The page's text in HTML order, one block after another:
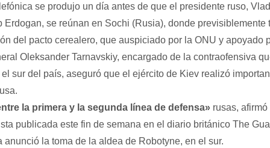
se produjo un día antes de que el presidente ruso,
Erdogan, se reúnan en Sochi (Rusia), donde previsiblemente
del pacto cerealero, que auspiciado por la ONU y apoyado
Oleksander Tarnavskiy, encargado de la contraofensiva
sur del país, aseguró que el ejército de Kiev realizó
la primera y la segunda línea de defensa» rusas, afirmó
publicada este fin de semana en el diario británico The
anunció la toma de la aldea de Robotyne, en el sur.